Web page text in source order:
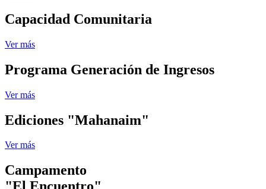
Capacidad Comunitaria
Ver más
Programa Generación de Ingresos
Ver más
Ediciones "Mahanaim"
Ver más
Campamento